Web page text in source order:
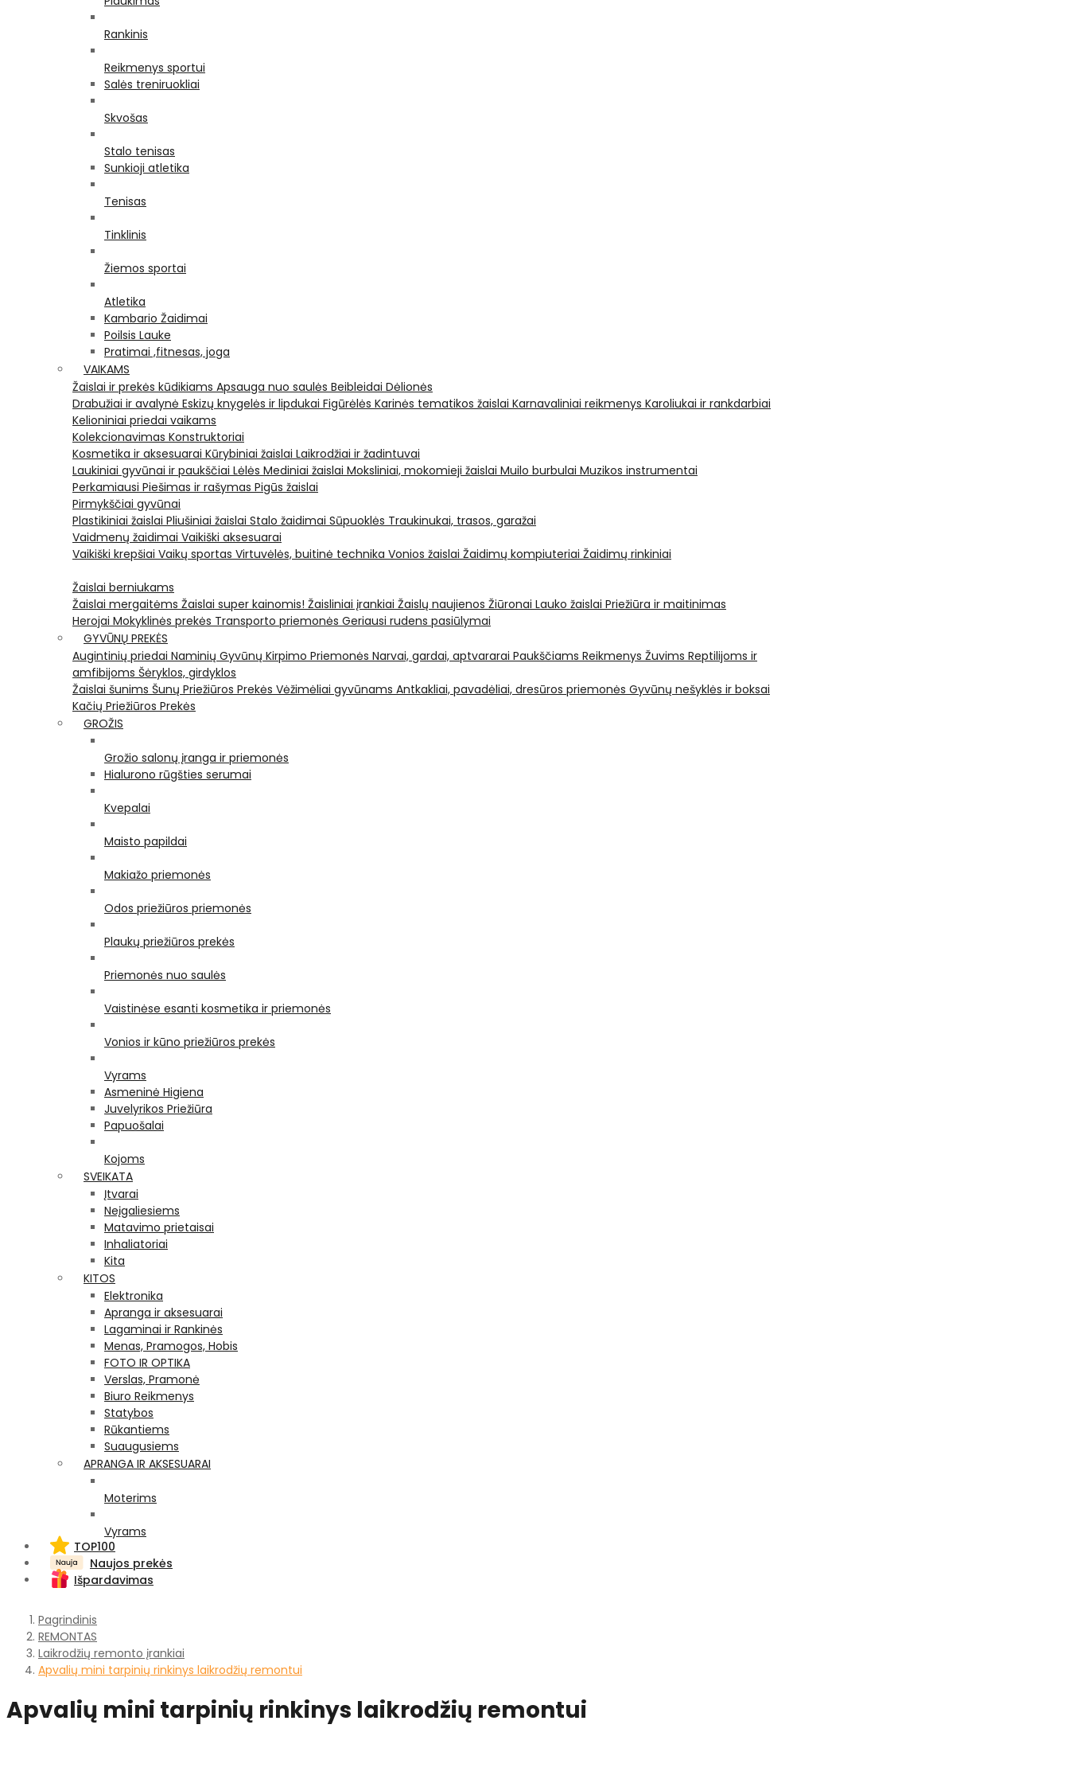
Rankinis
Reikmenys sportui
Salės treniruokliai
Skvošas
Stalo tenisas
Sunkioji atletika
Tenisas
Tinklinis
Žiemos sportai
Atletika
Kambario Žaidimai
Poilsis Lauke
Pratimai ,fitnesas, joga
VAIKAMS
Žaislai ir prekės kūdikiams Apsauga nuo saulės Beibleidai Dėlionės
Drabužiai ir avalynė Eskizų knygelės ir lipdukai Figūrėlės Karinės tematikos žaislai Karnavaliniai reikmenys Karoliukai ir rankdarbiai
Kelioniniai priedai vaikams
Kolekcionavimas Konstruktoriai
Kosmetika ir aksesuarai Kūrybiniai žaislai Laikrodžiai ir žadintuvai
Laukiniai gyvūnai ir paukščiai Lėlės Mediniai žaislai Moksliniai, mokomieji žaislai Muilo burbulai Muzikos instrumentai
Perkamiausi Piešimas ir rašymas Pigūs žaislai
Pirmykščiai gyvūnai
Plastikiniai žaislai Pliušiniai žaislai Stalo žaidimai Sūpuoklės Traukinukai, trasos, garažai
Vaidmenų žaidimai Vaikiški aksesuarai
Vaikiški krepšiai Vaikų sportas Virtuvėlės, buitinė technika Vonios žaislai Žaidimų kompiuteriai Žaidimų rinkiniai
Žaislai berniukams
Žaislai mergaitėms Žaislai super kainomis! Žaisliniai įrankiai Žaislų naujienos Žiūronai Lauko žaislai Priežiūra ir maitinimas
Herojai Mokyklinės prekės Transporto priemonės Geriausi rudens pasiūlymai
GYVŪNŲ PREKĖS
Augintinių priedai Naminių Gyvūnų Kirpimo Priemonės Narvai, gardai, aptvararai Paukščiams Reikmenys Žuvims Reptilijoms ir
amfibijoms Šėryklos, girdyklos
Žaislai šunims Šunų Priežiūros Prekės Vėžimėliai gyvūnams Antkakliai, pavadėliai, dresūros priemonės Gyvūnų nešyklės ir boksai
Kačių Priežiūros Prekės
GROŽIS
Grožio salonų įranga ir priemonės
Hialurono rūgšties serumai
Kvepalai
Maisto papildai
Makiažo priemonės
Odos priežiūros priemonės
Plaukų priežiūros prekės
Priemonės nuo saulės
Vaistinėse esanti kosmetika ir priemonės
Vonios ir kūno priežiūros prekės
Vyrams
Asmeninė Higiena
Juvelyrikos Priežiūra
Papuošalai
Kojoms
SVEIKATA
Įtvarai
Neįgaliesiems
Matavimo prietaisai
Inhaliatoriai
Kita
KITOS
Elektronika
Apranga ir aksesuarai
Lagaminai ir Rankinės
Menas, Pramogos, Hobis
FOTO IR OPTIKA
Verslas, Pramonė
Biuro Reikmenys
Statybos
Rūkantiems
Suaugusiems
APRANGA IR AKSESUARAI
Moterims
Vyrams
TOP100
Naujos prekės
Išpardavimas
Pagrindinis
REMONTAS
Laikrodžių remonto įrankiai
Apvalių mini tarpinių rinkinys laikrodžių remontui
Apvalių mini tarpinių rinkinys laikrodžių remontui